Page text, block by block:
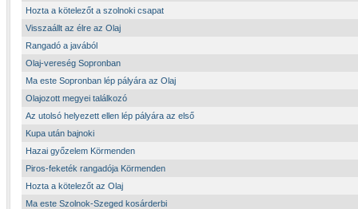
Hozta a kötelezőt a szolnoki csapat
Visszaállt az élre az Olaj
Rangadó a javából
Olaj-vereség Sopronban
Ma este Sopronban lép pályára az Olaj
Olajozott megyei találkozó
Az utolsó helyezett ellen lép pályára az első
Kupa után bajnoki
Hazai győzelem Körmenden
Piros-feketék rangadója Körmenden
Hozta a kötelezőt az Olaj
Ma este Szolnok-Szeged kosárderbi